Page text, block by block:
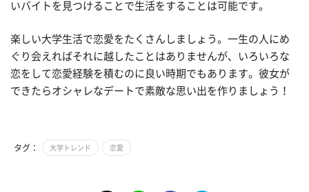
いバイトを見つけることで生活をすることは可能です。
楽しい大学生活で恋愛をたくさんしましょう。一生の人にめ
ぐり会えればそれに越したことはありませんが、いろいろな
恋をして恋愛経験を積むのに良い時期でもあります。彼女が
できたらオシャレなデートで素敵な思い出を作りましょう！
タグ： 大学トレンド 恋愛